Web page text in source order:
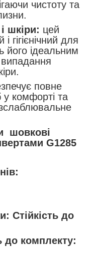
чистоту та
шкіри: цей
гігієнічний для
його ідеальним
повне
комфорті та
шовкові
G1285
Стійкість до
до комплекту: